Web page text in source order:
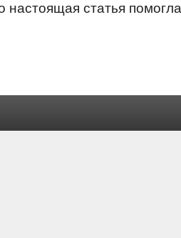
настοящая статья